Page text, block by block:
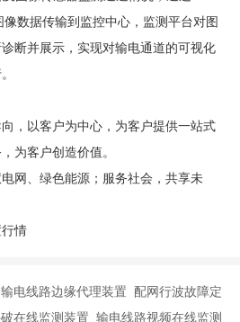
数据传输到监控中心，监测平台对图
断并展示，实现对输电通道的可视化
，以客户为中心，为客户提供一站式
为客户创造价值。
网、绿色能源；服务社会，共享未
情
电线路边缘代理装置 配网行波故障定
在线监测装置 输电线路视频在线监测